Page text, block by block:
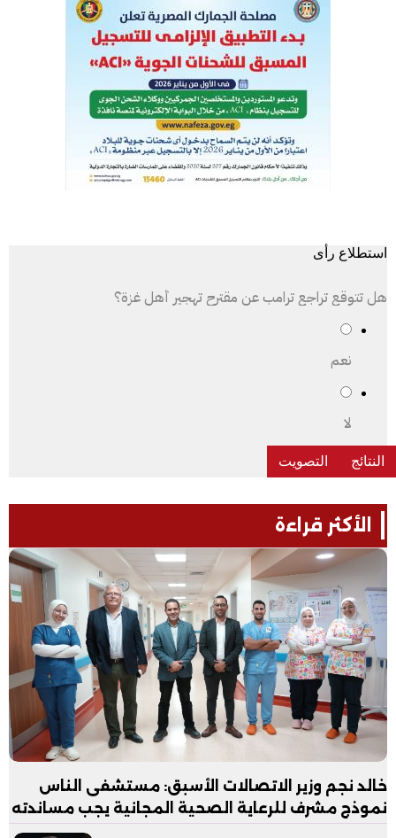
استطلاع رأى
هل تتوقع تراجع ترامب عن مقترح تهجير أهل غزة؟
نعم
لا
الأكثر قراءة
خالد نجم وزير الاتصالات الأسبق: مستشفى الناس
نموذج مشرف للرعاية الصحية المجانية يجب مساندته